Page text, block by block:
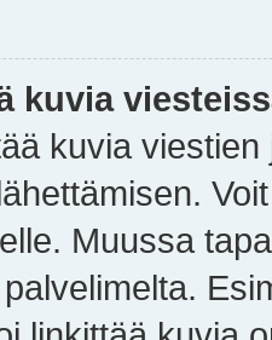
kuvia
kuvia
Muussa